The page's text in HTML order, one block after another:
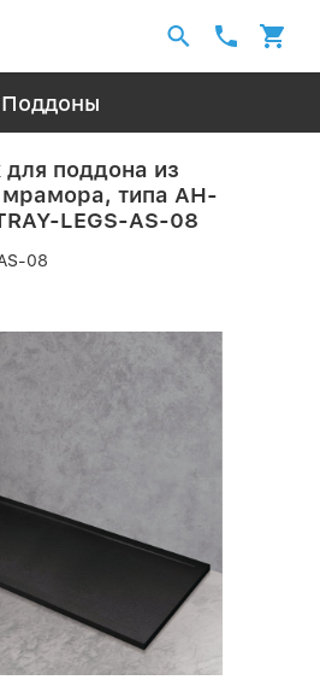
Поддоны
поддона из
мрамора, типа AH-
LEGS-AS-08
08